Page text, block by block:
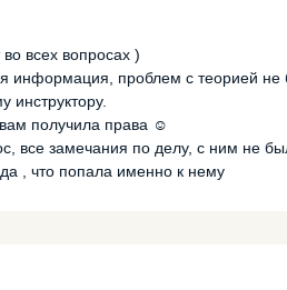
всех вопросах )
информация, проблем с теорией не
инструктору.
получила права ☺️
все замечания по делу, с ним не
, что попала именно к нему